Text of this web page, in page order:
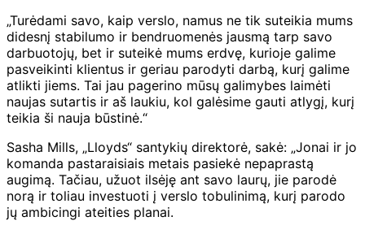
„Turėdami savo, kaip verslo, namus ne tik suteikia mums
didesnį stabilumo ir bendruomenės jausmą tarp savo
darbuotojų, bet ir suteikė mums erdvę, kurioje galime
pasveikinti klientus ir geriau parodyti darbą, kurį galime
atlikti jiems. Tai jau pagerino mūsų galimybes laimėti
naujas sutartis ir aš laukiu, kol galėsime gauti atlygį, kurį
teikia ši nauja būstinė.“
Sasha Mills, „Lloyds“ santykių direktorė, sakė: „Jonai ir jo
komanda pastaraisiais metais pasiekė nepaprastą
augimą. Tačiau, užuot ilsėję ant savo laurų, jie parodė
norą ir toliau investuoti į verslo tobulinimą, kurį parodo
jų ambicingi ateities planai.